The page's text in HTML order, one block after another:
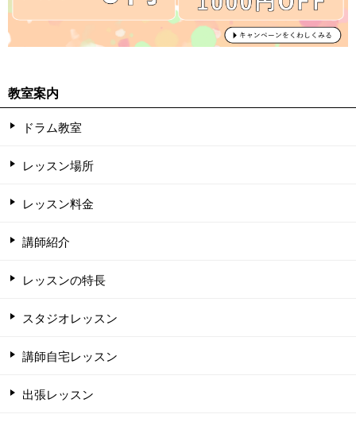
教室案内
ドラム教室
レッスン場所
レッスン料金
講師紹介
レッスンの特長
スタジオレッスン
講師自宅レッスン
出張レッスン